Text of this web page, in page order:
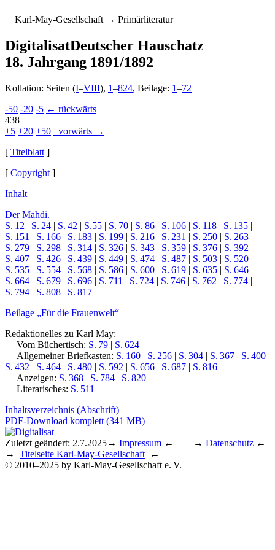
Karl-May-Gesellschaft → Primärliteratur
DigitalisatDeutscher Hauschatz
18. Jahrgang 1891/1892
Kollation: Seiten (I–VIII), 1–824, Beilage: 1–72
-50 -20 -5 ← rückwärts
438
+5 +20 +50
vorwärts →
[ Titelblatt ]
[ Copyright ]
Inhalt
Der Mahdi.
S. 12 | S. 24 | S. 42 | S.55 | S. 70 | S. 86 | S. 106 | S. 118 | S. 135 |
S. 151 | S. 166 | S. 183 | S. 199 | S. 216 | S. 231 | S. 250 | S. 263 |
S. 279 | S. 298 | S. 314 | S. 326 | S. 343 | S. 359 | S. 376 | S. 392 |
S. 407 | S. 426 | S. 439 | S. 449 | S. 474 | S. 487 | S. 503 | S. 520 |
S. 535 | S. 554 | S. 568 | S. 586 | S. 600 | S. 619 | S. 635 | S. 646 |
S. 664 | S. 679 | S. 696 | S. 711 | S. 724 | S. 746 | S. 762 | S. 774 |
S. 794 | S. 808 | S. 817
Beilage „Für die Frauenwelt“
Redaktionelles zu Karl May:
— Vom Büchertisch: S. 79 | S. 624
— Allgemeiner Briefkasten: S. 160 | S. 256 | S. 304 | S. 367 | S. 400 |
S. 432 | S. 464 | S. 480 | S. 592 | S. 656 | S. 687 | S. 816
— Anzeigen: S. 368 | S. 784 | S. 820
— Literarisches: S. 511
Inhaltsverzeichnis (Abschrift)
PDF-Download komplett (341 MB)
Zuletzt geändert: 2.7.2025→ Impressum ← → Datenschutz ←
→ Titelseite Karl-May-Gesellschaft ←
© 2010–2025 by Karl-May-Gesellschaft e. V.